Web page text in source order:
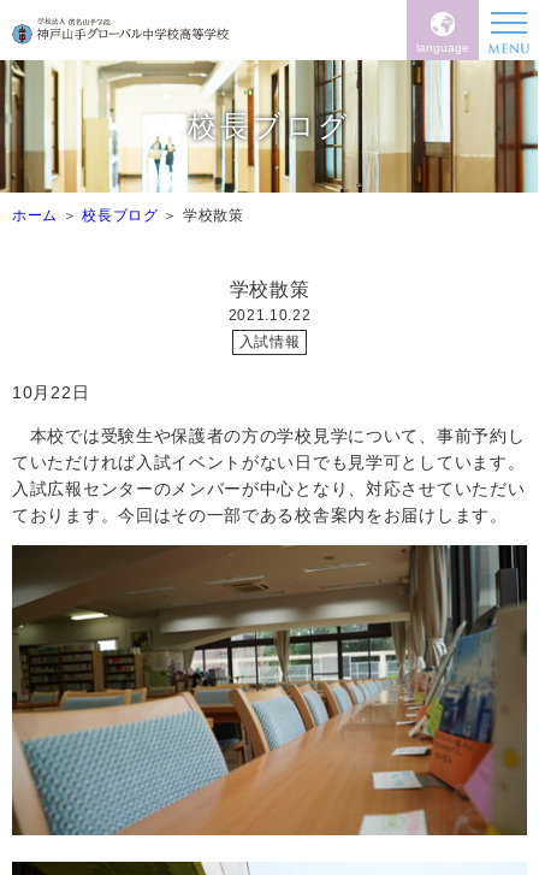
language
校長ブログ
ホーム 校長ブログ 学校散策
学校散策
2021.10.22
入試情報
10月22 日
本校では受験生や保護者の方の学校見学について、事前予約し
ていただければ入試イベントがない日でも見学可としています。
入試広報センターのメンバーが中心となり、対応させていただい
ております。今回はその一部である校舎案内をお届けします。